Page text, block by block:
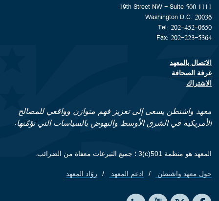
1111 19th Street NW - Suite 500
Washington D.C. 20036
Tel: 202-452-0650
Fax: 202-223-5364
Footer contact links
الاتصال بالمعهد
غرفة الصحافة
الاشتراك
معهد واشنطن يسعى إلى تعزيز فهم متوازن وواقعي للمصالح
الأمريكية في الشرق الأوسط والنهوض بالسياسات التي تؤمّنها.
المعهد هو منظمة 501(c)3 ؛ جميع التبرعات معفاة من الضرائب.
Footer quick links
حول معهد واشنطن ادعم المعهد روّاد المعهد